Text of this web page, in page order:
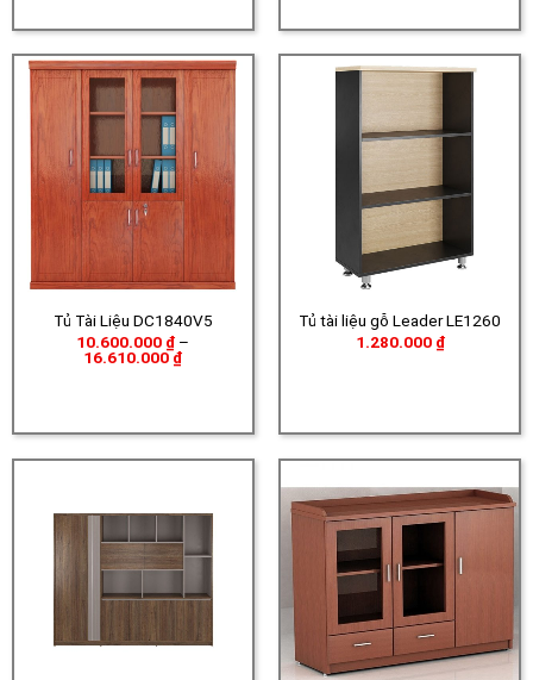
Tủ Tài Liệu DC1840V5
10.600.000 ₫ –
16.610.000₫Khoảng
16.610.000 ₫
Tủ tài liệu gỗ Leader LE1260
1.280.000 ₫